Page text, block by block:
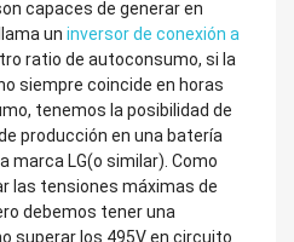
capaces de generar en
un inversor de conexión a
ratio de autoconsumo, si la
siempre coincide en horas
tenemos la posibilidad de
producción en una batería
marca LG(o similar). Como
las tensiones máximas de
debemos tener una
superar los 495V en circuito